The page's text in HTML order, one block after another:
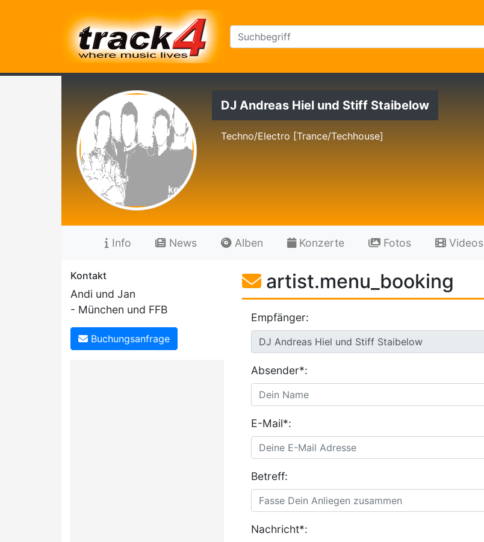
DJ Andreas Hiel und Stiff Staibelow
Techno/Electro [Trance/Techhouse]
Info News Alben Konzerte Fotos Videos
Kontakt
Andi und Jan
- München und FFB
Buchungsanfrage
artist.menu_booking
Empfänger:
Absender*:
E-Mail*:
Betreff:
Nachricht*: